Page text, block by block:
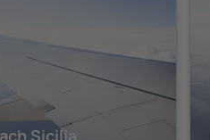
Sicilia